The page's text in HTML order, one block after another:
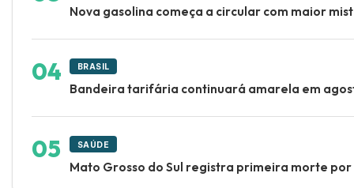
Nova gasolina começa a circular com maior
BRASIL
Bandeira tarifária continuará amarela em
SAÚDE
Mato Grosso do Sul registra primeira morte